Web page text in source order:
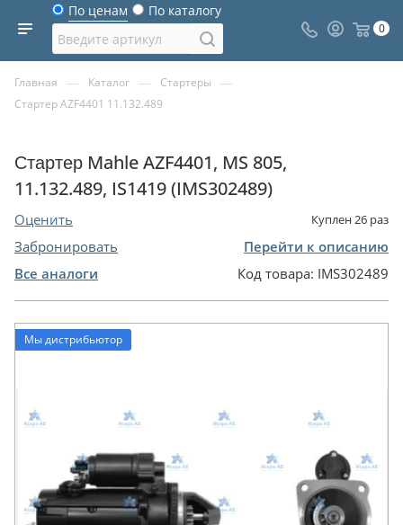
По ценам По каталогу
0
Главная — Каталог — Стартеры —
Стартер AZF4401 11.132.489
Стартер Mahle AZF4401, MS 805,
11.132.489, IS1419 (IMS302489)
Оценить Куплен26 раз
Забронировать
Перейти к описанию
Все аналоги
Код товара: IMS302489
Мы дистрибьютор